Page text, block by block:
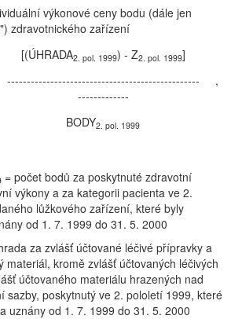
výkonové ceny bodu (dále jen
") zdravotnického zařízení
[(ÚHRADA2. pol. 1999) - Z2. pol. 1999]
-------------------------------------------------
-------------
,
BODY2. pol. 1999
= počet bodů za poskytnuté zdravotní
výkony a za kategorii pacienta ve 2.
lůžkového zařízení, které byly
od 1. 7. 1999 do 31. 5. 2000
za zvlášť účtované léčivé přípravky a
materiál, kromě zvlášť účtovaných léčivých
účtovaného materiálu hrazených nad
sazby, poskytnutý ve 2. pololetí 1999, které
uznány od 1. 7. 1999 do 31. 5. 2000